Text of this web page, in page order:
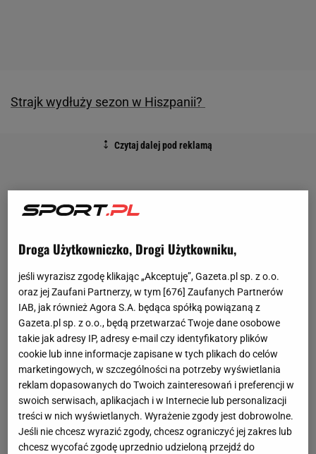
Strajk wydłuży sezon w Hiszpanii?
Droga Użytkowniczko, Drogi Użytkowniku,
jeśli wyrazisz zgodę klikając „Akceptuję”, Gazeta.pl sp. z o.o.
oraz jej Zaufani Partnerzy, w tym [676] Zaufanych Partnerów
IAB, jak również Agora S.A. będąca spółką powiązaną z
Gazeta.pl sp. z o.o., będą przetwarzać Twoje dane osobowe
takie jak adresy IP, adresy e-mail czy identyfikatory plików
cookie lub inne informacje zapisane w tych plikach do celów
marketingowych, w szczególności na potrzeby wyświetlania
reklam dopasowanych do Twoich zainteresowań i preferencji w
swoich serwisach, aplikacjach i w Internecie lub personalizacji
treści w nich wyświetlanych. Wyrażenie zgody jest dobrowolne.
Jeśli nie chcesz wyrazić zgody, chcesz ograniczyć jej zakres lub
chcesz wycofać zgodę uprzednio udzieloną przejdź do